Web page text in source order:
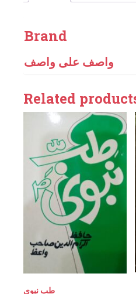
Brand
واصف علی واصف
Related
طب نبوی